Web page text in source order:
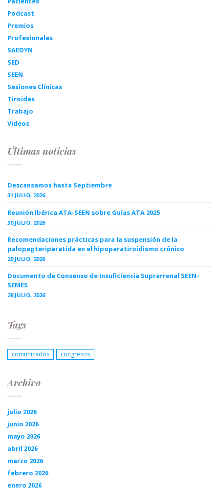
Podcast
Premios
Profesionales
SAEDYN
SED
SEEN
Sesiones Clínicas
Tiroides
Trabajo
Videos
Últimas noticias
Descansamos hasta Septiembre
31 JULIO, 2026
Reunión Ibérica ATA-SEEN sobre Guías ATA 2025
30 JULIO, 2026
Recomendaciones prácticas para la suspensión de la
palopegteriparatida en el hipoparatiroidismo crónico
29 JULIO, 2026
Documento de Consenso de Insuficiencia Suprarrenal SEEN-
SEMES
28 JULIO, 2026
Tags
comunicados congresos
Archivo
julio 2026
junio 2026
mayo 2026
abril 2026
marzo 2026
febrero 2026
enero 2026